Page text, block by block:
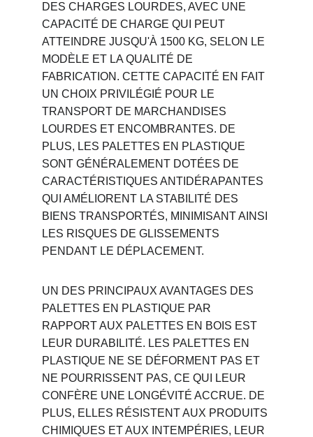
DES CHARGES LOURDES, AVEC UNE
CAPACITÉ DE CHARGE QUI PEUT
ATTEINDRE JUSQU'À 1500 KG, SELON LE
MODÈLE ET LA QUALITÉ DE
FABRICATION. CETTE CAPACITÉ EN FAIT
UN CHOIX PRIVILÉGIÉ POUR LE
TRANSPORT DE MARCHANDISES
LOURDES ET ENCOMBRANTES. DE
PLUS, LES PALETTES EN PLASTIQUE
SONT GÉNÉRALEMENT DOTÉES DE
CARACTÉRISTIQUES ANTIDÉRAPANTES
QUI AMÉLIORENT LA STABILITÉ DES
BIENS TRANSPORTÉS, MINIMISANT AINSI
LES RISQUES DE GLISSEMENTS
PENDANT LE DÉPLACEMENT.
UN DES PRINCIPAUX AVANTAGES DES
PALETTES EN PLASTIQUE PAR
RAPPORT AUX PALETTES EN BOIS EST
LEUR DURABILITÉ. LES PALETTES EN
PLASTIQUE NE SE DÉFORMENT PAS ET
NE POURRISSENT PAS, CE QUI LEUR
CONFÈRE UNE LONGÉVITÉ ACCRUE. DE
PLUS, ELLES RÉSISTENT AUX PRODUITS
CHIMIQUES ET AUX INTEMPÉRIES, LEUR